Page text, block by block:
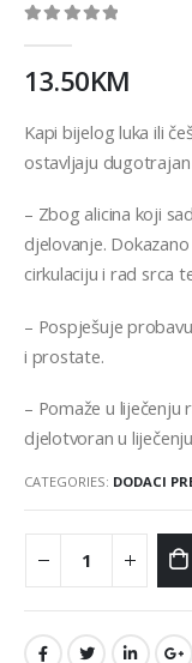
13.50KM
Kapi bijelog luka ili
ostavljaju dugotrajan
– Zbog alicina koji
djelovanje.
cirkulaciju i rad srca
– Pospješuje
i prostate.
– Pomaže u liječenju
djelotvoran u
CATEGORIES: DODACI